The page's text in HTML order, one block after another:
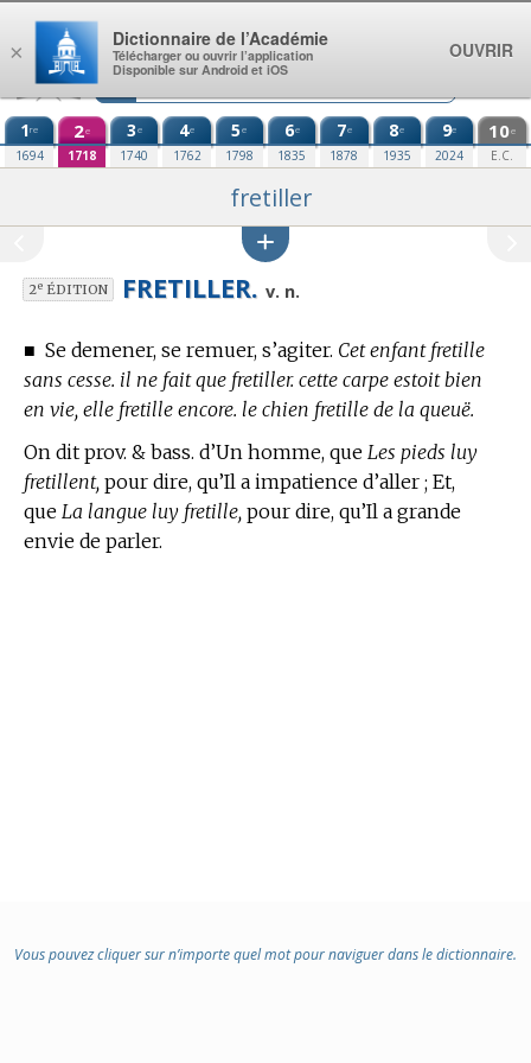
Aller au contenu
1re
1694
2e
1718
3e
1740
4e
1762
5e
1798
6e
1835
7e
1878
8e
1935
9e
2024
10e
E.C.
fretiller
2eÉDITION FRETILLER. v. n.
■ Se demener, se remuer, s’agiter. Cet enfant fretille
sans cesse. il ne fait que fretiller. cette carpe estoit bien
en vie, elle fretille encore. le chien fretille de la queuë.
On dit prov. & bass. d’Un homme, que Les pieds luy
fretillent, pour dire, qu’Il a impatience d’aller ; Et,
que La langue luy fretille, pour dire, qu’Il a grande
envie de parler.
Vous pouvez cliquer sur n’importe quel mot pour naviguer dans le dictionnaire.
×
Dictionnaire de l’Académie
Télécharger ou ouvrir l’application
Disponible sur Android et iOS
OUVRIR